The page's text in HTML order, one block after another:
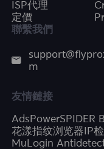
ISP代理
定價
聯繫我們
m
友情鏈接
AdsPowerSPIDER
花漾指纹浏览器 IP
MuLogin